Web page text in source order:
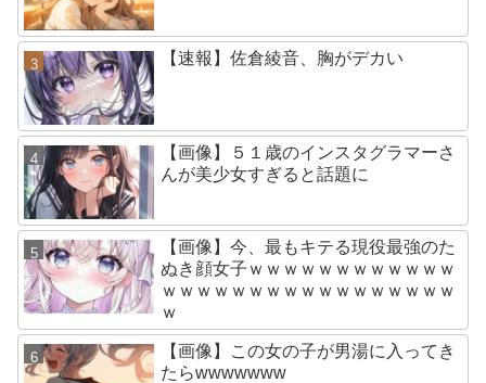
【速報】佐倉綾音、胸がデカい
【画像】５１歳のインスタグラマーさ
んが美少女すぎると話題に
【画像】今、最もキテる現役最強のた
ぬき顔女子ｗｗｗｗｗｗｗｗｗｗｗｗ
ｗｗｗｗｗｗｗｗｗｗｗｗｗｗｗｗｗ
ｗ
【画像】この女の子が男湯に入ってき
たらwwwwwww